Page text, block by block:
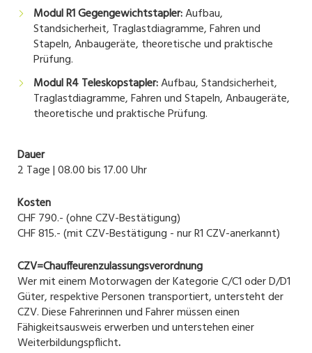
Modul R1 Gegengewichtstapler:Aufbau,
Standsicherheit, Traglastdiagramme, Fahren und
Stapeln, Anbaugeräte, theoretische und praktische
Prüfung.
Modul R4 Teleskopstapler:Aufbau, Standsicherheit,
Traglastdiagramme, Fahren und Stapeln, Anbaugeräte,
theoretische und praktische Prüfung.
Dauer
2 Tage | 08.00 bis 17.00 Uhr
Kosten
CHF 790.- (ohne CZV-Bestätigung)
CHF 815.- (mit CZV-Bestätigung - nur R1 CZV-anerkannt)
CZV=Chauffeurenzulassungsverordnung
Wer mit einem Motorwagen der Kategorie C/C1 oder D/D1
Güter, respektive Personen transportiert, untersteht der
CZV. Diese Fahrerinnen und Fahrer müssen einen
Fähigkeitsausweis erwerben und unterstehen einer
Weiterbildungspflicht.